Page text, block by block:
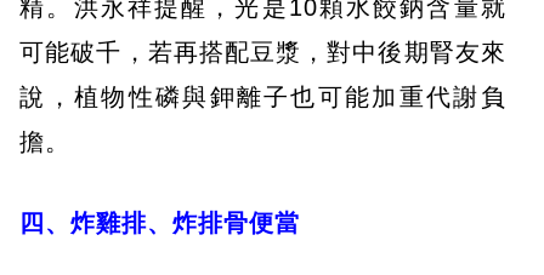
精。洪永祥提醒，光是10顆水餃鈉含量就
可能破千，若再搭配豆漿，對中後期腎友來
說，植物性磷與鉀離子也可能加重代謝負
擔。
四、炸雞排、炸排骨便當